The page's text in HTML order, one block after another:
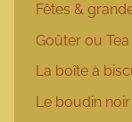
Fêtes &
Goûter ou
La boîte à
Le boudin